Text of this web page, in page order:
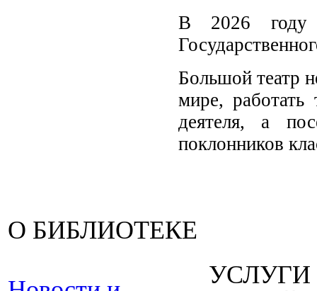
В 2026 году
Большой театр
мире, работать
деятеля, а
поклонников
О БИБЛИОТЕКЕ
УСЛУГИ